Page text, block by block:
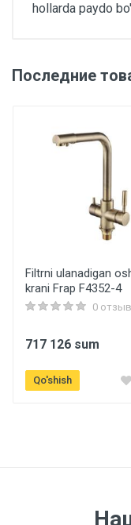
hollarda paydo
Основные
f4034
Страна
Qo'shimcha
Latun
F34901-4 (gayka)
Последние
Filtrni ulanadigan
krani Frap F4352-4
0
717 126 sum
Qo'shish